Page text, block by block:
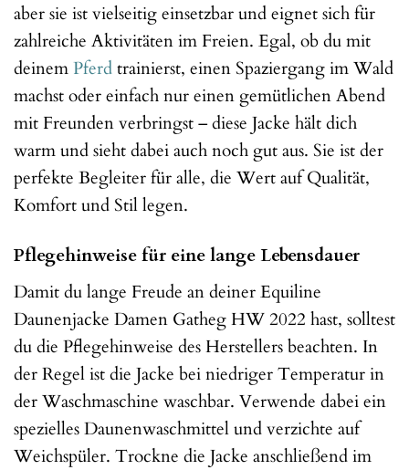
aber sie ist vielseitig einsetzbar und eignet sich für
zahlreiche Aktivitäten im Freien. Egal, ob du mit
deinemPferdtrainierst, einen Spaziergang im Wald
machst oder einfach nur einen gemütlichen Abend
mit Freunden verbringst – diese Jacke hält dich
warm und sieht dabei auch noch gut aus. Sie ist der
perfekte Begleiter für alle, die Wert auf Qualität,
Komfort und Stil legen.
Pflegehinweise für eine lange Lebensdauer
Damit du lange Freude an deiner Equiline
Daunenjacke Damen Gatheg HW 2022 hast, solltest
du die Pflegehinweise des Herstellers beachten. In
der Regel ist die Jacke bei niedriger Temperatur in
der Waschmaschine waschbar. Verwende dabei ein
spezielles Daunenwaschmittel und verzichte auf
Weichspüler. Trockne die Jacke anschließend im